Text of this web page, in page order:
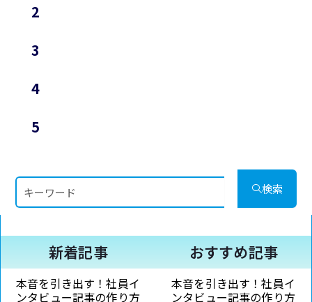
2
3
4
5
検
索
検索
新着記事
本音を引き出す！社員イ
ンタビュー記事の作り方
おすすめ記事
本音を引き出す！社員イ
ンタビュー記事の作り方